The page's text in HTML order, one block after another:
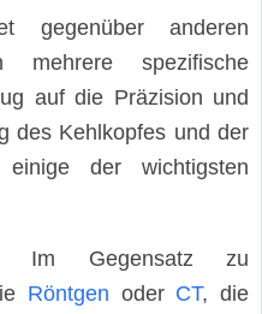
gegenüber anderen
mehrere spezifische
auf die Präzision und
des Kehlkopfes und der
der wichtigsten
Im Gegensatz zu
Röntgen oder CT, die